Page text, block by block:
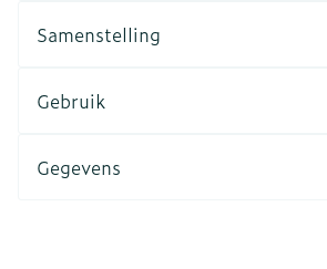
Samenstelling
Gebruik
Gegevens